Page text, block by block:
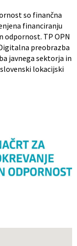
so finančna
financiranju
odpornost. TP OPN
preobrazba
javnega sektorja in
lokacijski